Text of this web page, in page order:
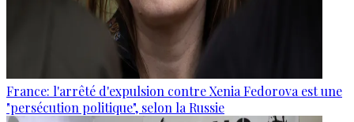
France: l'arrêté d'expulsion contre Xenia Fedorova est une
"persécution politique", selon la Russie